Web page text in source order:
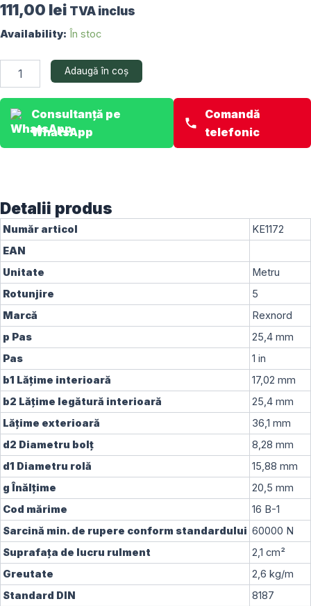
111,00 lei TVA inclus
Availability: În stoc
Cantitate
cu
1x17,02mm
200.1
KE1172
Adaugă în coș
Consultanță pe
WhatsApp
Comandă
telefonic
Detalii produs
Număr articol
KE1172
EAN
Unitate
Metru
Rotunjire
5
Marcă
Rexnord
p Pas 25,4 mm
Pas
1 in
b1 Lățime interioară 17,02 mm
b2 Lățime legătură interioară 25,4 mm
Lățime exterioară
36,1 mm
d2 Diametru bolț 8,28 mm
d1 Diametru rolă 15,88 mm
gÎnălţime 20,5 mm
Cod mărime
16 B-1
Sarcină min. de rupere conform standardului 60000 N
Suprafața de lucru rulment
2,1 cm²
Greutate
2,6 kg/m
Standard DIN
8187